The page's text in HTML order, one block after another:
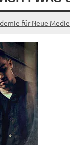
für Neue